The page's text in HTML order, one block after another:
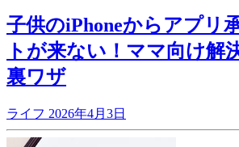
子供のiPhoneからアプリ
トが来ない！ママ向け解
裏ワザ
ライフ 2026年4月3日